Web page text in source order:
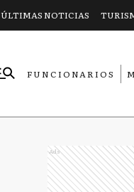
ÚLTIMAS NOTICIAS
FUNCIONARIOS
Ads